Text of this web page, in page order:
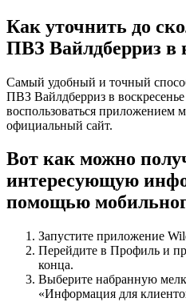
Как уточнить до
ПВЗ Вайлдберриз в
Самый удобный и точный
ПВЗ Вайлдберриз в
воспользоваться приложением
официальный сайт.
Вот как можно
интересующую
помощью
Запустите приложение
Перейдите в Профиль и
конца.
Выберите набранную
«Информация для